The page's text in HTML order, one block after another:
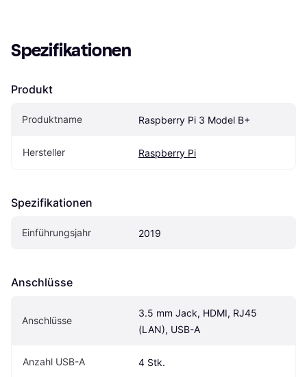
Spezifikationen
Produkt
Produktname Raspberry Pi 3 Model B+
Hersteller Raspberry Pi
Spezifikationen
Einführungsjahr 2019
Anschlüsse
Anschlüsse
3.5 mm Jack, HDMI, RJ45
(LAN), USB-A
Anzahl USB-A 4 Stk.